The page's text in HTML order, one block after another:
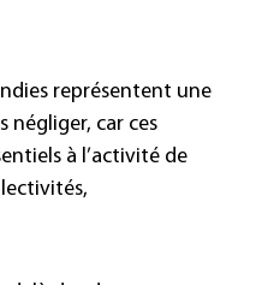
représentent une
négliger, car ces
à l’activité de